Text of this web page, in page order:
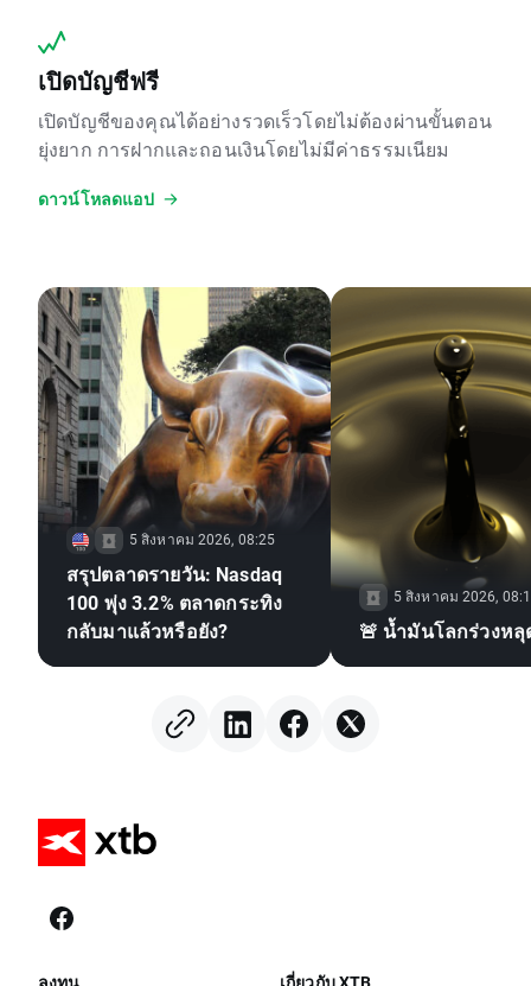
เปิดบัญชีฟรี
เปิดบัญชีของคุณได้อย่างรวดเร็วโดยไม่ต้องผ่านขั้นตอน
ยุ่งยาก การฝากและถอนเงินโดยไม่มีค่าธรรมเนียม
ดาวน์โหลดแอป
5 สิงหาคม 2026, 08:25
สรุปตลาดรายวัน: Nasdaq
100 พุ่ง 3.2% ตลาดกระทิง
กลับมาแล้วหรือยัง?
5 สิงหาคม 2026,
🚨 น้ำมันโลกร่วงหลุ